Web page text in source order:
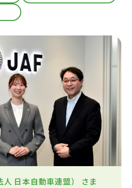
日本自動車連盟）
さま